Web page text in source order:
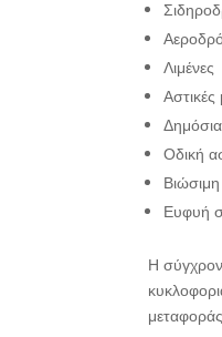
Λιμένες
Οδική
Βιώσιμη
Ευφυή
Η